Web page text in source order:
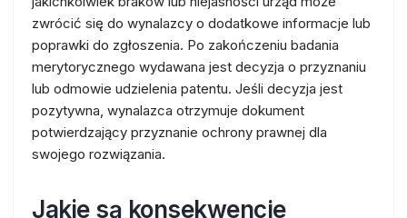
zwrócić się do wynalazcy o dodatkowe informacje lub
poprawki do zgłoszenia. Po zakończeniu badania
merytorycznego wydawana jest decyzja o przyznaniu
lub odmowie udzielenia patentu. Jeśli decyzja jest
pozytywna, wynalazca otrzymuje dokument
potwierdzający przyznanie ochrony prawnej dla
swojego rozwiązania.
Jakie są konsekwencje